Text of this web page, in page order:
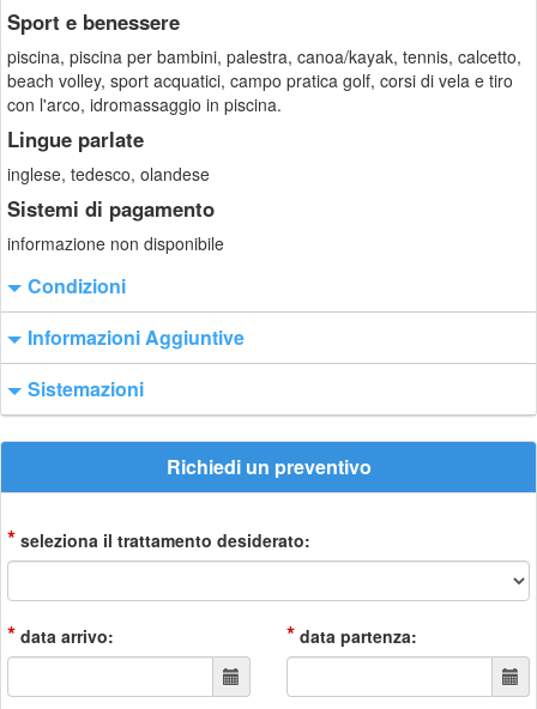
Sport e benessere
piscina, piscina per bambini, palestra, canoa/kayak, tennis, calcetto,
beach volley, sport acquatici, campo pratica golf, corsi di vela e tiro
con l'arco, idromassaggio in piscina.
Lingue parlate
inglese, tedesco, olandese
Sistemi di pagamento
informazione non disponibile
Condizioni
Informazioni Aggiuntive
Sistemazioni
Richiedi un preventivo
* seleziona il trattamento desiderato:
* data arrivo: * data partenza: